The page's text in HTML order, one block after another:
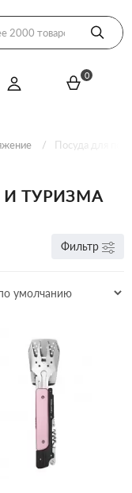
0
Посуда для
ТУРИЗМА
Фильтр